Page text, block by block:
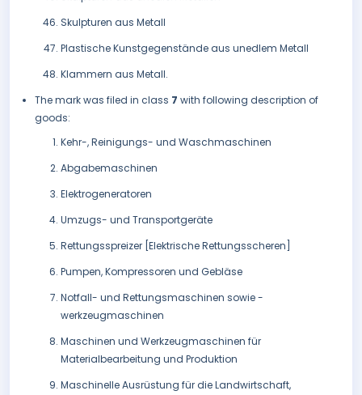
Skulpturen aus Metall
Plastische Kunstgegenstände aus unedlem Metall
Klammern aus Metall.
The mark was filed in class 7 with following description of
goods:
Kehr-, Reinigungs- und Waschmaschinen
Abgabemaschinen
Elektrogeneratoren
Umzugs- und Transportgeräte
Rettungsspreizer [Elektrische Rettungsscheren]
Pumpen, Kompressoren und Gebläse
Notfall- und Rettungsmaschinen sowie -
werkzeugmaschinen
Maschinen und Werkzeugmaschinen für
Materialbearbeitung und Produktion
Maschinelle Ausrüstung für die Landwirtschaft,